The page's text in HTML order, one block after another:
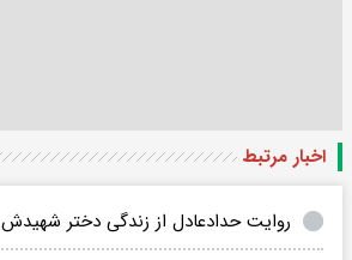
اخبار مرتبط
روایت حدادعادل از زندگی دختر شهیدش